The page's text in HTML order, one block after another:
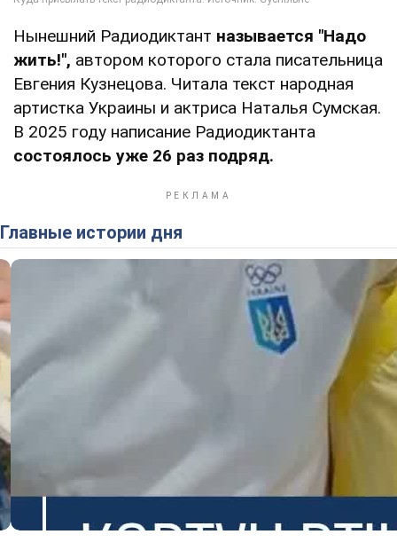
Нынешний Радиодиктант называется "Надо
жить!", автором которого стала писательница
Евгения Кузнецова. Читала текст народная
артистка Украины и актриса Наталья Сумская.
В 2025 году написание Радиодиктанта
состоялось уже 26 раз подряд.
Главные истории дня